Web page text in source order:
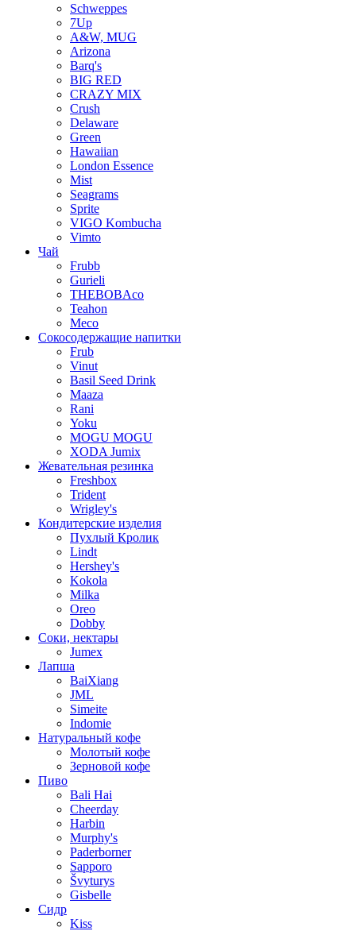
Schweppes
7Up
A&W, MUG
Arizona
Barq's
BIG RED
CRAZY MIX
Crush
Delaware
Green
Hawaiian
London Essence
Mist
Seagrams
Sprite
VIGO Kombucha
Vimto
Чай
Frubb
Gurieli
THEBOBAco
Teahon
Meco
Сокосодержащие напитки
Frub
Vinut
Basil Seed Drink
Maaza
Rani
Yoku
MOGU MOGU
XODA Jumix
Жевательная резинка
Freshbox
Trident
Wrigley's
Кондитерские изделия
Пухлый Кролик
Lindt
Hershey's
Kokola
Milka
Oreo
Dobby
Соки, нектары
Jumex
Лапша
BaiXiang
JML
Simeite
Indomie
Натуральный кофе
Молотый кофе
Зерновой кофе
Пиво
Bali Hai
Cheerday
Harbin
Murphy's
Paderborner
Sapporo
Švyturys
Gisbelle
Сидр
Kiss